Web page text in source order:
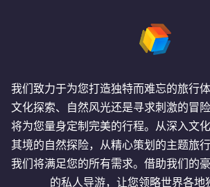
我们致力于为您打造独特而难忘的旅行
文化探索、自然风光还是寻求刺激的冒
将为您量身定制完美的行程。从深入文
其境的自然探险，从精心策划的主题旅
我们将满足您的所有需求。借助我们的
的私人导游，让您领略世界各地